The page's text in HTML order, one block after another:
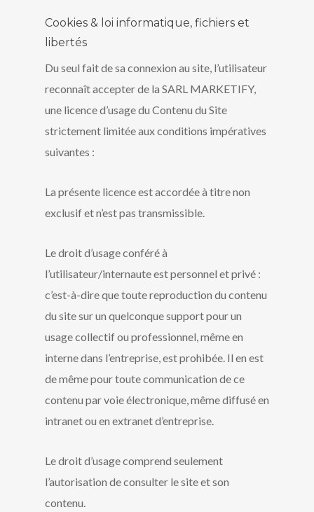
Cookies & loi informatique, fichiers et
libertés
Du seul fait de sa connexion au site, l’utilisateur
reconnaît accepter de la SARL MARKETIFY,
une licence d’usage du Contenu du Site
strictement limitée aux conditions impératives
suivantes :
La présente licence est accordée à titre non
exclusif et n’est pas transmissible.
Le droit d’usage conféré à
l’utilisateur/internaute est personnel et privé :
c’est-à-dire que toute reproduction du contenu
du site sur un quelconque support pour un
usage collectif ou professionnel, même en
interne dans l’entreprise, est prohibée. Il en est
de même pour toute communication de ce
contenu par voie électronique, même diffusé en
intranet ou en extranet d’entreprise.
Le droit d’usage comprend seulement
l’autorisation de consulter le site et son
contenu.